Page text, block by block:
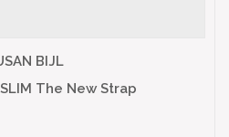
BIJL
The New Strap